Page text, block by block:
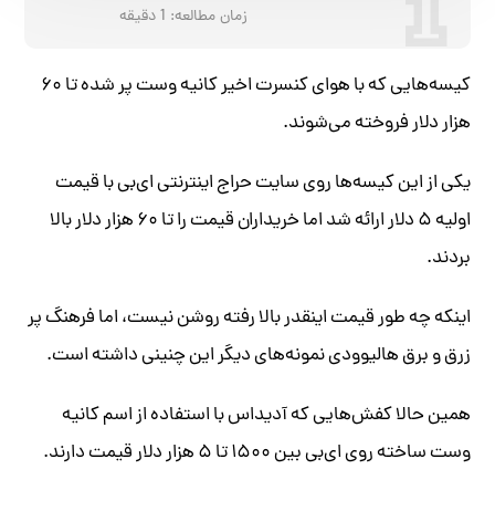
زمان مطالعه: 1دقیقه
کیسه‌هایی که با هوای کنسرت اخیر کانیه وست پر شده تا ۶۰
هزار دلار فروخته می‌شوند.
یکی از این کیسه‌ها روی سایت حراج اینترنتی ای‌بی با قیمت
اولیه ۵ دلار ارائه شد اما خریداران قیمت را تا ۶۰ هزار دلار بالا
بردند.
اینکه چه طور قیمت اینقدر بالا رفته روشن نیست، اما فرهنگ پر
زرق و برق هالیوودی نمونه‌های دیگر این چنینی داشته است.
همین حالا کفش‌هایی که آدیداس با استفاده از اسم کانیه
وست ساخته روی ای‌بی بین ۱۵۰۰ تا ۵ هزار دلار قیمت دارند.